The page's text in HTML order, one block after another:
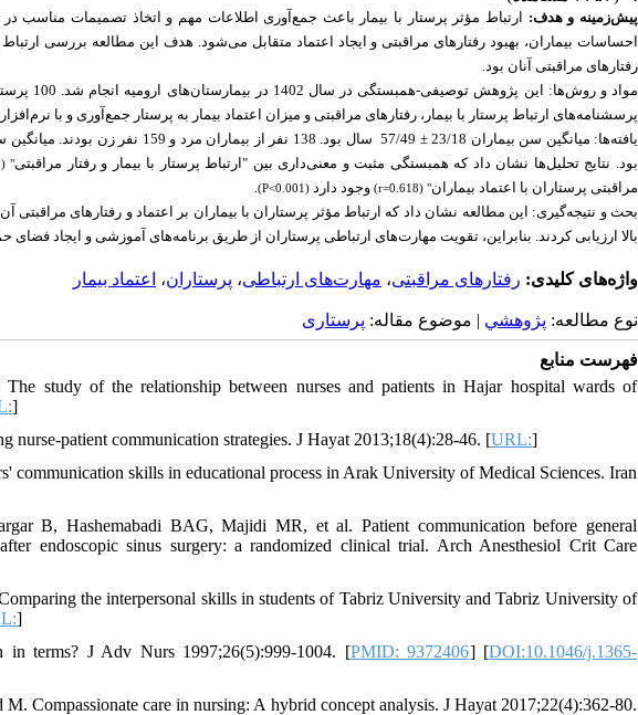
پیش‌زمینه و هدف: ارتباط مؤثر پرستار با بیمار باعث جمع‌آوری اطلاعات مهم و اتخاذ تصمیمات مناسب
احساسات بیماران، بهبود رفتارهای مراقبتی و ایجاد اعتماد متقابل می‌شود. هدف این مطالعه بررسی
رفتارهای مراقبتی آنان بود
پرسشنامه‌های ارتباط پرستار با بیمار، رفتارهای مراقبتی و میزان اعتماد بیمار به پرستار جمع‌آوری و با نرم‌افزار
بود. نتایج تحلیل‌ها نشان داد که همبستگی مثبت و معنی‌داری بین "ارتباط پرستار با بیمار و رفتار مراقبتی" (r=0.751)
مراقبتی پرستاران با اعتماد بیماران" (r=0.618) وجود دارد (P<0.001).
بحث و نتیجه‌گیری: این مطالعه نشان داد که ارتباط مؤثر پرستاران با بیماران بر اعتماد و رفتارهای مراقبتی
بالا ارزیابی کردند. بنابراین، تقویت مهارت‌های ارتباطی پرستاران از طریق برنامه‌های آموزشی و ایجاد فضای
واژه‌های کلیدی: رفتارهای مراقبتی، مهارت‌های ارتباطی، پرستاران، اعتماد بیمار
نوع مطالعه: پژوهشي | موضوع مقاله: پرستاری
فهرست منابع
study of the relationship between nurses and patients in Hajar hospital wards of
]
patient communication strategies. J Hayat 2013;18(4):28-46. [URL:]
communication skills in educational process in Arak University of Medical Sciences. Iran
B, Hashemabadi BAG, Majidi MR, et al. Patient communication before general
endoscopic sinus surgery: a randomized clinical trial. Arch Anesthesiol Crit Care
the interpersonal skills in students of Tabriz University and Tabriz University of
]
in terms? J Adv Nurs 1997;26(5):999-1004. [PMID: 9372406] [DOI:10.1046/j.1365-
Compassionate care in nursing: A hybrid concept analysis. J Hayat 2017;22(4):362-80.